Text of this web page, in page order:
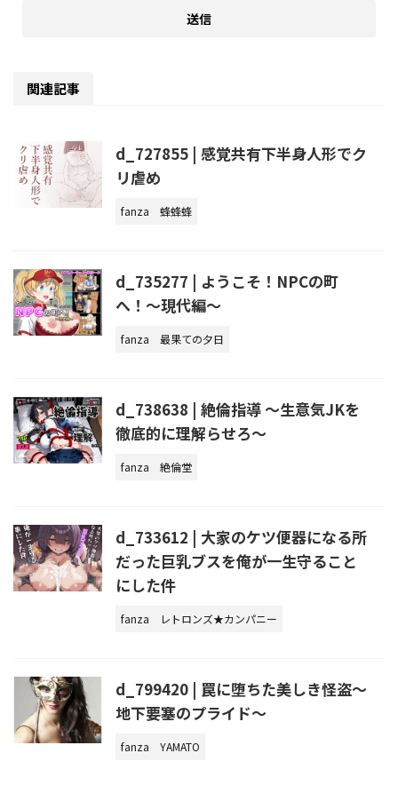
関連記事
d_727855 | 感覚共有下半身人形でク
リ虐め
fanza 蜂蜂蜂
d_735277 | ようこそ！NPCの町
へ！〜現代編〜
fanza 最果ての夕日
d_738638 | 絶倫指導 〜生意気JKを
徹底的に理解らせろ〜
fanza 絶倫堂
d_733612 | 大家のケツ便器になる所
だった巨乳ブスを俺が一生守ること
にした件
fanza レトロンズ★カンパニー
d_799420 | 罠に堕ちた美しき怪盗〜
地下要塞のプライド〜
fanza YAMATO